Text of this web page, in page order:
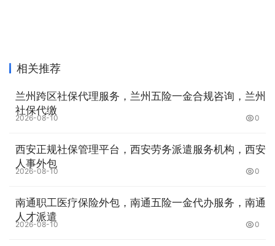
距离6#桥墩中心lOm段作为典型地段进行基础预压，观测沉
降变形是否满足要求。防撞桥梁支架基础预压范围为箱梁投
影面，在基础预压区域内，在回填夯实地面上加载砂袋。预
压重量:箱梁自重十防撞桥梁支架重量十模板重量，经计算
取1.2倍重量1721.2t,预压使用砂袋尺寸为90c；mx90c；
mx120c；m，质量约1.5t，预压使用砂袋数量为1148个，根
据选取长度，砂袋沿横桥向布置3层。防撞桥梁支架基础预
压过程中，预压荷载沿箱梁纵横向对称进行一次性加载，对
防撞桥梁支架基础进行沉降观测并记录。每间隔24h监测1
次，记录各监测点标高、计算沉降量；6#桥墩连续箱梁端部
相关推荐
兰州跨区社保代理服务，兰州五险一金合规咨询，兰州
社保代缴
2026-08-10 0
西安正规社保管理平台，西安劳务派遣服务机构，西安
人事外包
2026-08-10 0
南通职工医疗保险外包，南通五险一金代办服务，南通
人才派遣
2026-08-10 0